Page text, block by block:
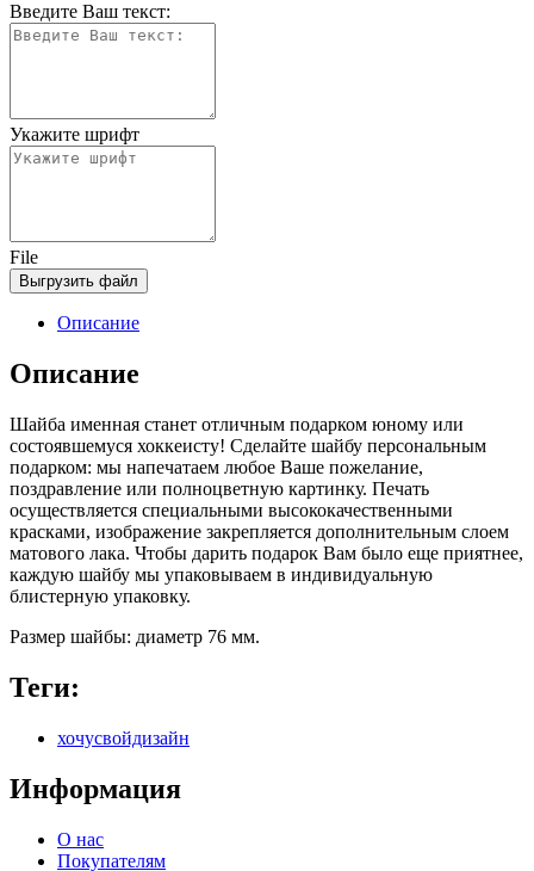
Введите Ваш текст:
Укажите шрифт
File
Выгрузить файл
Описание
Описание
Шайба именная станет отличным подарком юному или
состоявшемуся хоккеисту! Сделайте шайбу персональным
подарком: мы напечатаем любое Ваше пожелание,
поздравление или полноцветную картинку. Печать
осуществляется специальными высококачественными
красками, изображение закрепляется дополнительным слоем
матового лака. Чтобы дарить подарок Вам было еще приятнее,
каждую шайбу мы упаковываем в индивидуальную
блистерную упаковку.
Размер шайбы: диаметр 76 мм.
Теги:
хочусвойдизайн
Информация
О нас
Покупателям